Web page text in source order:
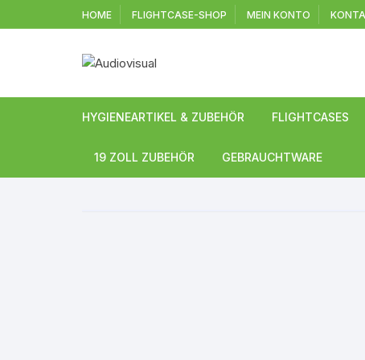
Inhalt
HOME FLIGHTCASE-SHOP MEIN KONTO
HYGIENEARTIKEL & ZUBEHÖR FLIGHTCASES
Universal Cases
19 ZOLL ZUBEHÖR GEBRAUCHTWARE